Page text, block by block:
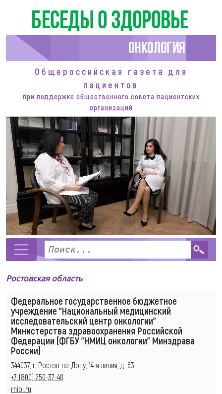
Беседы о здоровье
Онкология
Общероссийская газета для
пациентов
при поддержке общественного совета пациентских
организаций
Ростовская область
Федеральное государственное бюджетное
учреждение "Национальный медицинский
исследовательский центр онкологии"
Министерства здравоохранения Российской
Федерации (ФГБУ "НМИЦ онкологии" Минздрава
России)
344037, г. Ростов-на-Дону, 14-я линия, д. 63
+7 (800) 250-37-40
rnioi.ru